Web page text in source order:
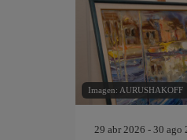
Imagen: AURUSHAKOFF
29 abr 2026 - 30 ago